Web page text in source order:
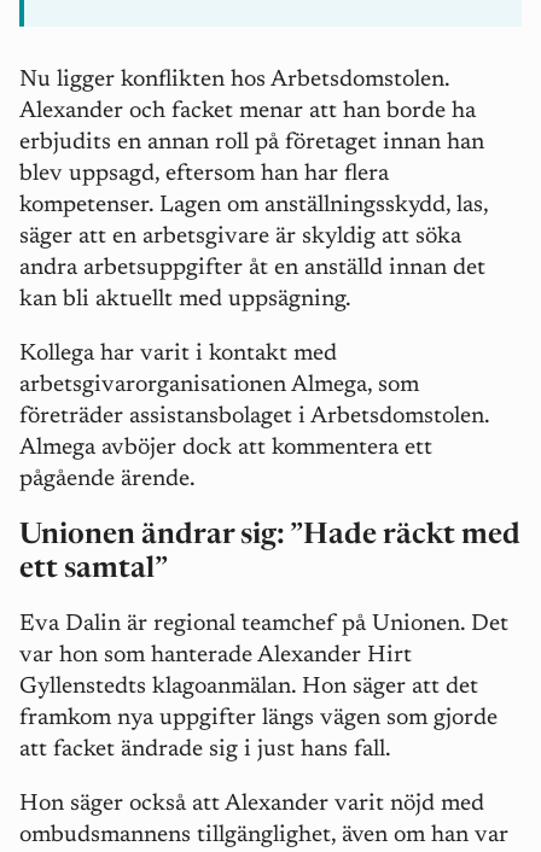
Nu ligger konflikten hos Arbetsdomstolen.
Alexander och facket menar att han borde ha
erbjudits en annan roll på företaget innan han
blev uppsagd, eftersom han har flera
kompetenser. Lagen om anställningsskydd, las,
säger att en arbetsgivare är skyldig att söka
andra arbetsuppgifter åt en anställd innan det
kan bli aktuellt med uppsägning.
Kollega har varit i kontakt med
arbetsgivarorganisationen Almega, som
företräder assistansbolaget i Arbetsdomstolen.
Almega avböjer dock att kommentera ett
pågående ärende.
Unionen ändrar sig: ”Hade räckt med
ett samtal”
Eva Dalin är regional teamchef på Unionen. Det
var hon som hanterade Alexander Hirt
Gyllenstedts klagoanmälan. Hon säger att det
framkom nya uppgifter längs vägen som gjorde
att facket ändrade sig i just hans fall.
Hon säger också att Alexander varit nöjd med
ombudsmannens tillgänglighet, även om han var